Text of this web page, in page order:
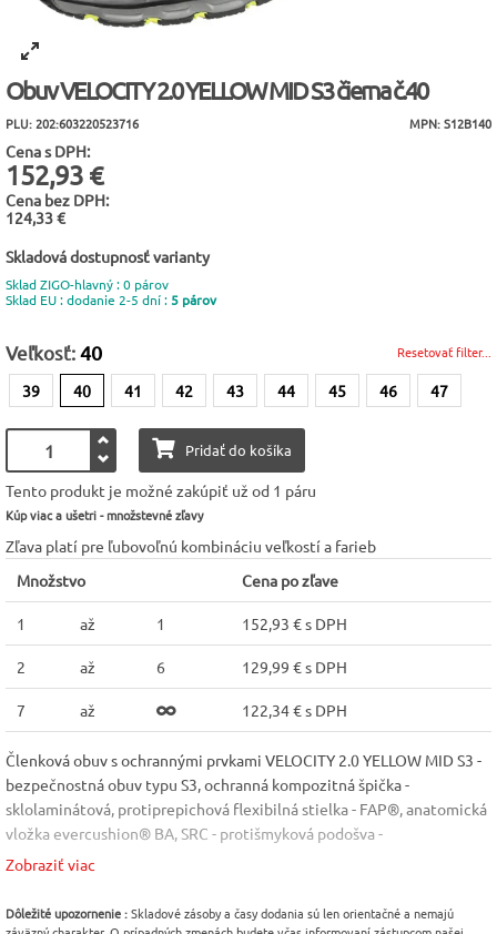
Obuv VELOCITY 2.0 YELLOW MID S3 čierna č.40
PLU: 202:603220523716 MPN: S12B140
Cena s DPH:
152,93 €
Cena bez DPH:
124,33 €
Skladová dostupnosť varianty
Sklad ZIGO-hlavný : 0 párov
Sklad EU : dodanie 2-5 dní : 5 párov
Resetovať filter...
Veľkosť:40
39 40 41 42 43 44 45 46 47
Pridať do košíka
Tento produkt je možné zakúpiť už od 1 páru
Kúp viac a ušetri - množstevné zľavy
Zľava platí pre ľubovoľnú kombináciu veľkostí a farieb
Množstvo
Cena po zľave
1 až 1 152,93 € s DPH
2 až 6 129,99 € s DPH
7 až 122,34 € s DPH
Členková obuv s ochrannými prvkami VELOCITY 2.0 YELLOW MID S3 -
bezpečnostná obuv typu S3, ochranná kompozitná špička -
sklolaminátová, protiprepichová flexibilná stielka - FAP®, anatomická
vložka evercushion® BA, SRC - protišmyková podošva -
guma/medzipodrážka IMPULSE.FOAM®, E - absorpcia energie v
kontaktnému teplu do 300 °C, ESD - odvádza elektrostatický náboj,
Zobraziť viac
Dôležité upozornenie :Skladové zásoby a časy dodania sú len orientačné a nemajú